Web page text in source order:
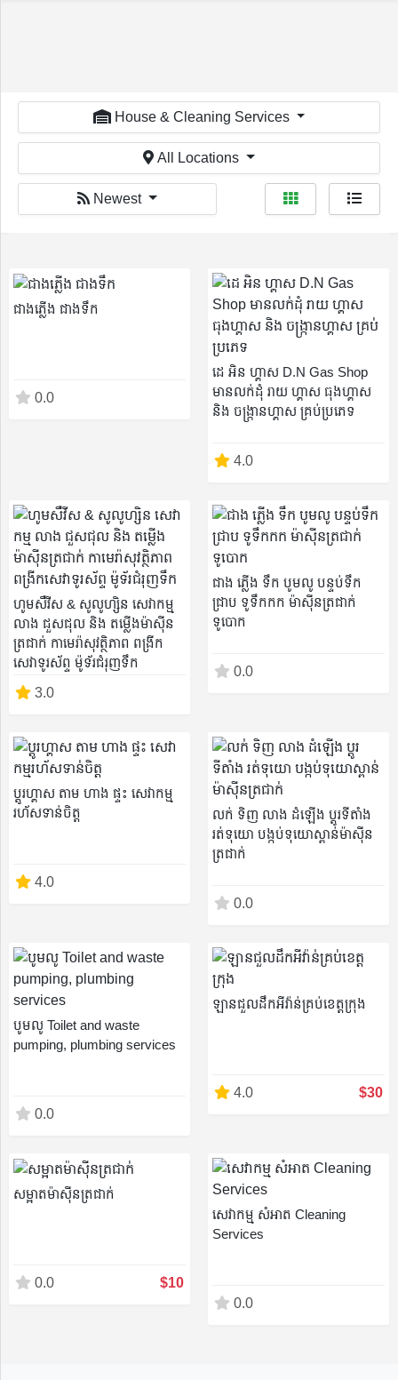
Sign In Register
Home
Services
Save
List
Following
Viewed
Profile
Account
English
House & Cleaning Services
All Locations
Newest
ជាងភ្លើង ជាងទឹក
0.0
ដេ អិន ហ្គាស D.N Gas Shop
មានលក់ដុំ រាយ ហ្គាស ធុងហ្គាស
និង ចង្រ្កានហ្គាស គ្រប់ប្រភេទ
4.0
ហូមសឺវីស & សូលូហ្សិន សេវាកម្ម
លាង ជួសជុល និង តម្លើងម៉ាស៊ីន
ត្រជាក់ កាមេរ៉ាសុវត្ថិភាព ពង្រីក
សេវាទូរស័ព្ទ ម៉ូទ័រជំរុញទឹក
3.0
ជាង ភ្លើង ទឹក បូមលូ បន្ទប់ទឹក
ជ្រាប ទូទឹកកក ម៉ាស៊ីនត្រជាក់
ទូបោក
0.0
ប្តូរហ្គាស តាម ហាង ផ្ទះ សេវាកម្ម
រហ័សទាន់ចិត្ត
4.0
លក់ ទិញ លាង ដំឡើង ប្តូរទីតាំង
រត់ទុយោ បង្កប់ទុយោស្ពាន់ម៉ាស៊ីន
ត្រជាក់
0.0
បូមលូ Toilet and waste
pumping, plumbing services
0.0
ឡានជួលដឹកអីវ៉ាន់គ្រប់ខេត្តក្រុង
4.0 $30
សម្អាតម៉ាស៊ីនត្រជាក់
0.0 $10
សេវាកម្ម សំអាត Cleaning
Services
0.0